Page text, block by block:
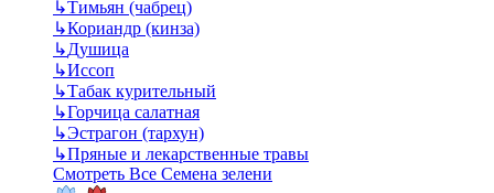
↳Тимьян (чабрец)
↳Кориандр (кинза)
↳Душица
↳Иссоп
↳Табак курительный
↳Горчица салатная
↳Эстрагон (тархун)
↳Пряные и лекарственные травы
Смотреть Все Семена зелени